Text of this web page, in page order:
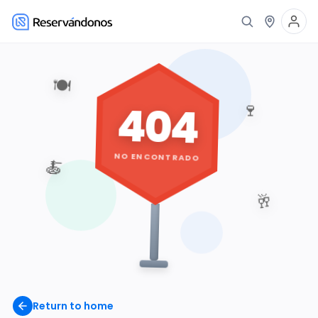
Return to home
🍽️
🍷
🥂
🍝
404
NO ENCONTRADO